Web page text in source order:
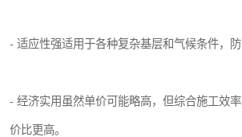
- 适应性强适用于各种复杂基层和气候条件，防
- 经济实用虽然单价可能略高，但综合施工效
价比更高。